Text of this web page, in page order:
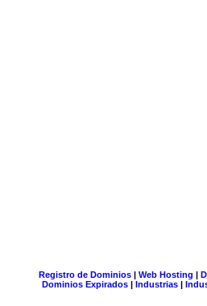
Registro de Dominios| Web Hosting |
Dominios Expirados | Industrias |